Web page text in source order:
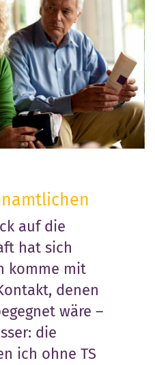
auf die
hat sich
komme mit
denen
wäre –
die
ich ohne TS